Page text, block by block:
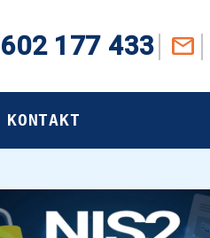
177 433
KONTAKT